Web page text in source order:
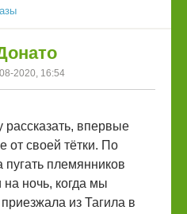
2020, 16:54
рассказать, впервые
от своей тётки. По
племянников
ночь, когда мы
из Тагила в